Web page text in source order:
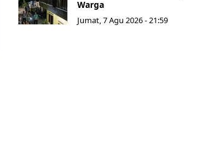
Warga
Jumat, 7 Agu 2026 - 21:59